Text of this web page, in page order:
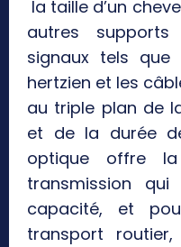
la taille d’un
autres
signaux tels que
hertzien et les
au triple plan de
et de la durée
optique offre
transmission
capacité, et
transport